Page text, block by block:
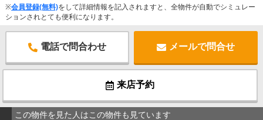
※会員登録(無料)をして詳細情報を記入されますと、全物件が自動でシミュレー
ションされとても便利になります。
電話で問合わせ メールで問合せ
来店予約
この物件を見た人はこの物件も見ています